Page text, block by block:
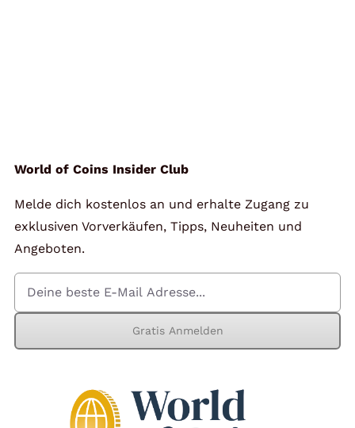
World of Coins Insider Club
Melde dich kostenlos an und erhalte Zugang zu
exklusiven Vorverkäufen, Tipps, Neuheiten und
Angeboten.
Gratis Anmelden